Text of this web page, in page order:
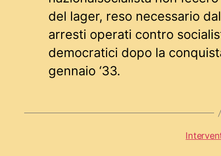
del lager, reso necessario
arresti operati contro
democratici dopo la
gennaio ‘33.